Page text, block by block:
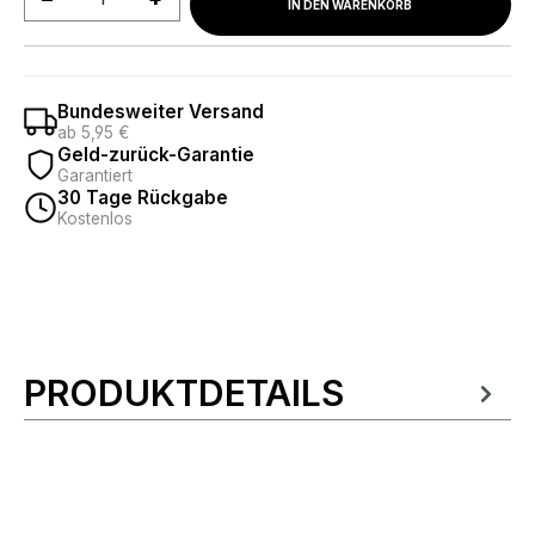
IN DEN WARENKORB
Bundesweiter Versand
ab 5,95 €
Geld-zurück-Garantie
Garantiert
30 Tage Rückgabe
Kostenlos
Produktinformationen
PRODUKTDETAILS